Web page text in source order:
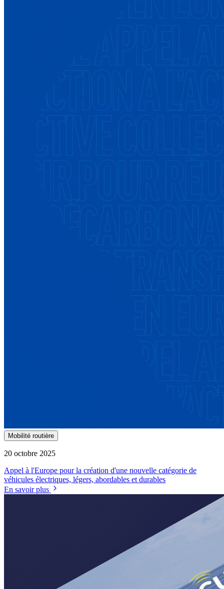
Mobilité routière
20 octobre 2025
Appel à l'Europe pour la création d'une nouvelle catégorie de
véhicules électriques, légers, abordables et durables
En savoir plus